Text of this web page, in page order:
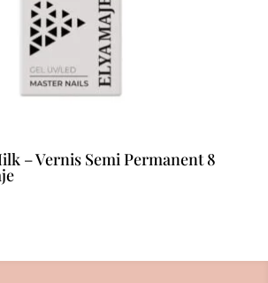
– Vernis Semi Permanent 8